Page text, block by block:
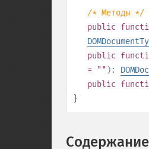
/* Методы */
public
public
= "" ):
public
}
Содержание